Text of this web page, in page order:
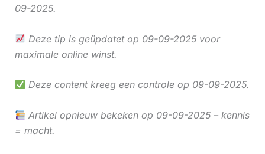
09-2025.
Deze tip is geüpdatet op 09-09-2025 voor
maximale online winst.
Deze content kreeg een controle op 09-09-2025.
Artikel opnieuw bekeken op 09-09-2025 – kennis
= macht.